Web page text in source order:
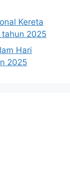
Kereta
tahun 2025
Hari
2025